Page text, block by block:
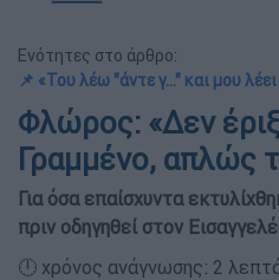
Ενότητες στο άρθρο:
📌 «Του λέω "άντε γ..." και μου
Φλώρος: «Δεν
Γραμμένο, απλώς
Για όσα επαίσχυντα
πριν οδηγηθεί στον
🕛 χρόνος ανάγνωσης: 2